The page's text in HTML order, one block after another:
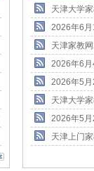
天津大学
2026年6
天津家教
2026年6
2026年5
天津大学
2026年5
天津上门